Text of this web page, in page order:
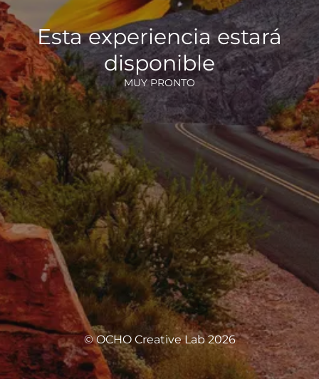
Esta experiencia estará
disponible
MUY PRONTO
© OCHO Creative Lab 2026